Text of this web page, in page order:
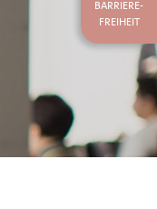
BARRIERE-
FREIHEIT